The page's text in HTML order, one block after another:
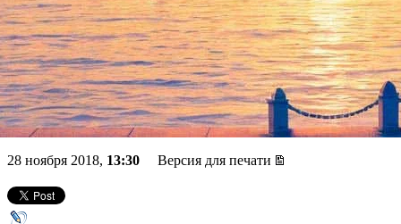
Главные книги сезона:
Биография кроссовок,
бесконечный роман и
неожиданный Марк Твен
28 ноября 2018, 13:30 Версия для печати